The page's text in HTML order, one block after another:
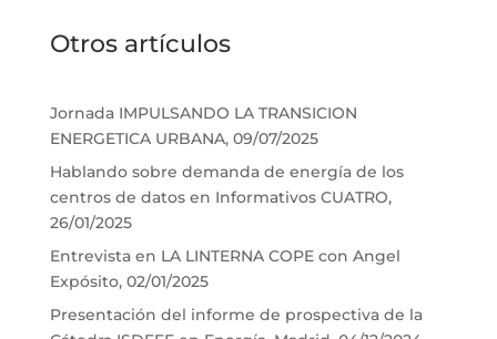
Otros artículos
Jornada IMPULSANDO LA TRANSICION
ENERGETICA URBANA, 09/07/2025
Hablando sobre demanda de energía de los
centros de datos en Informativos CUATRO,
26/01/2025
Entrevista en LA LINTERNA COPE con Angel
Expósito, 02/01/2025
Presentación del informe de prospectiva de la